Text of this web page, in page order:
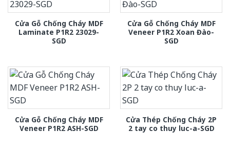
Cửa Gỗ Chống Cháy MDF
Laminate P1R2 23029-
SGD
Cửa Gỗ Chống Cháy MDF
Veneer P1R2 Xoan Đào-
SGD
Cửa Gỗ Chống Cháy MDF
Veneer P1R2 ASH-SGD
Cửa Thép Chống Cháy 2P
2 tay co thuy luc-a-SGD